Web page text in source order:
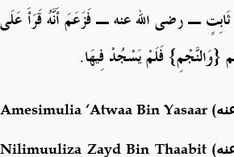
ثَابِتٍ ـ رضى الله عنه ـ فَزَعَمَ أَنَّهُ قَرَأَ عَلَى
‏{‏وَالنَّجْمِ‏}‏ فَلَمْ يَسْجُدْ فِيهَا‏.‏
Amesimulia ‘Atwaa Bin Yasaar
Nilimuuliza Zayd Bin Thaabit